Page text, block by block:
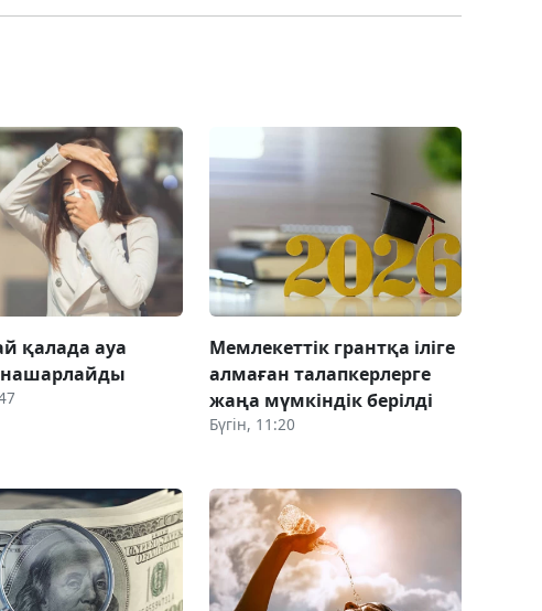
қалада ауа
нашарлайды
Мемлекеттік грантқа іліге
алмаған талапкерлерге
жаңа мүмкіндік берілді
Бүгін, 11:20